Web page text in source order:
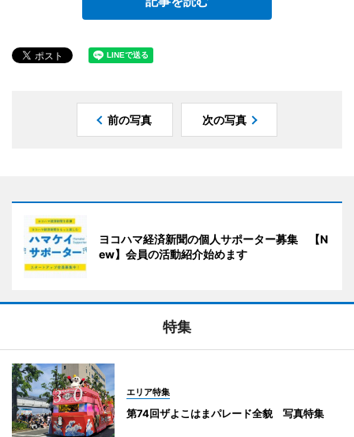
前の写真 次の写真
ヨコハマ経済新聞の個人サポーター募集 【N
ew】会員の活動紹介始めます
特集
エリア特集
第74回ザよこはまパレード全貌 写真特集